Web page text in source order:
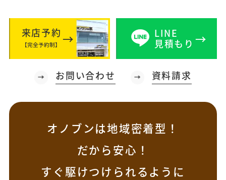
来店予約
【完全予約制】
LINE
見積もり
お問い合わせ 資料請求
オノブンは地域密着型！
だから安心！
すぐ駆けつけられるように